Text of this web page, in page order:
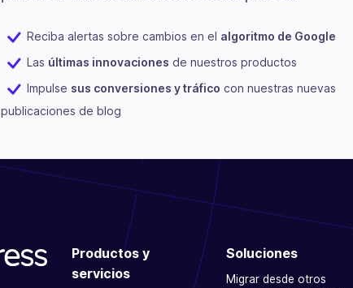
Reciba alertas sobre cambios en el algoritmo de Google
Las últimas innovaciones de nuestros productos
Impulse sus conversiones y tráfico con nuestras nuevas
publicaciones de blog
Productos y
servicios
Soluciones
Migrar desde otros